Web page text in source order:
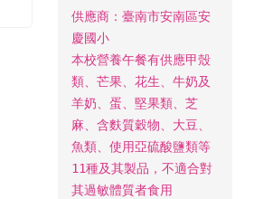
供應商：臺南市安南區安
慶國小
本校營養午餐有供應甲殼
類、芒果、花生、牛奶及
羊奶、蛋、堅果類、芝
麻、含麩質穀物、大豆、
魚類、使用亞硫酸鹽類等
11種及其製品，不適合對
其過敏體質者食用